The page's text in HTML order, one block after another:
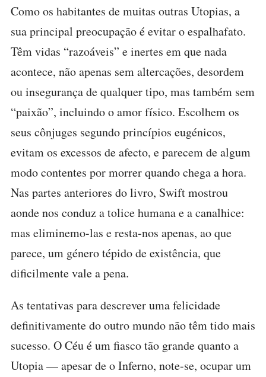
Como os habitantes de muitas outras Utopias, a
sua principal preocupação é evitar o espalhafato.
Têm vidas “razoáveis” e inertes em que nada
acontece, não apenas sem altercações, desordem
ou insegurança de qualquer tipo, mas também sem
“paixão”, incluindo o amor físico. Escolhem os
seus cônjuges segundo princípios eugénicos,
evitam os excessos de afecto, e parecem de algum
modo contentes por morrer quando chega a hora.
Nas partes anteriores do livro, Swift mostrou
aonde nos conduz a tolice humana e a canalhice:
mas eliminemo-las e resta-nos apenas, ao que
parece, um género tépido de existência, que
dificilmente vale a pena.
As tentativas para descrever uma felicidade
definitivamente do outro mundo não têm tido mais
sucesso. O Céu é um fiasco tão grande quanto a
Utopia — apesar de o Inferno, note-se, ocupar um